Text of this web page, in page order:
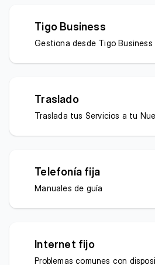
Tigo Business
Gestiona desde Tigo Business
Traslado
Traslada tus Servicios a tu
Telefonía fija
Manuales de guía
Internet fijo
Problemas comunes con